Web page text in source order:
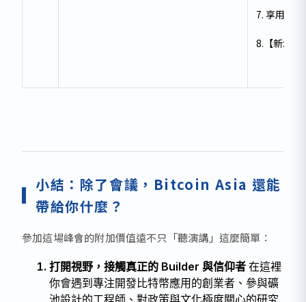
7. 享用茶
8.【新增
小結：除了會議，Bitcoin Asia 還能
帶給你什麼？
參加這場峰會的附加價值遠不只「聽演講」這麼簡單：
打開視野，接觸真正的 Builder 與信仰者 在這裡
你會遇到專注開發比特幣應用的創業者、參與礦
池設計的工程師、對政策與文化極度關心的研究